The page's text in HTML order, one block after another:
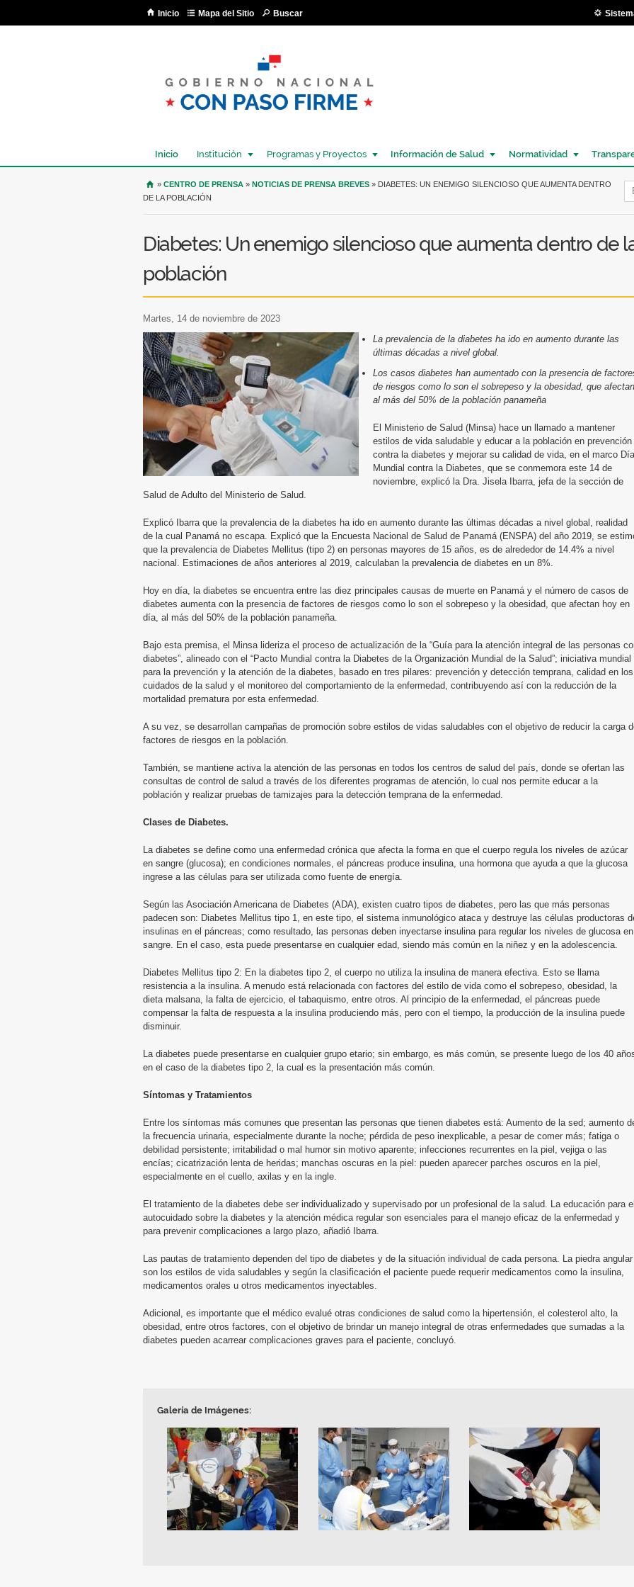
Inicio Mapa del Sitio Buscar
Inicio Institución Programas y Proyectos Información de Salud Normatividad
USTED SE ENCUENTRA AQUÍ
» CENTRO DE PRENSA » NOTICIAS DE PRENSA BREVES » DIABETES: UN ENEMIGO SILENCIOSO QUE AUMENTA DENTRO
DE LA POBLACIÓN
Diabetes: Un enemigo silencioso que aumenta dentro de
población
martes, 14 de noviembre de 2023
La prevalencia de la diabetes ha ido en aumento durante las
últimas décadas a nivel global.
Los casos diabetes han aumentado con la presencia de
de riesgos como lo son el sobrepeso y la obesidad, que afectan
al más del 50% de la población panameña
El Ministerio de Salud (Minsa) hace un llamado a mantener
estilos de vida saludable y educar a la población en prevención
contra la diabetes y mejorar su calidad de vida, en el marco Día
Mundial contra la Diabetes, que se conmemora este 14 de
noviembre, explicó la Dra. Jisela Ibarra, jefa de la sección de
Salud de Adulto del Ministerio de Salud.
Explicó Ibarra que la prevalencia de la diabetes ha ido en aumento durante las últimas décadas a nivel global, realidad
de la cual Panamá no escapa. Explicó que la Encuesta Nacional de Salud de Panamá (ENSPA) del año 2019, se
que la prevalencia de Diabetes Mellitus (tipo 2) en personas mayores de 15 años, es de alrededor de 14.4% a nivel
nacional. Estimaciones de años anteriores al 2019, calculaban la prevalencia de diabetes en un 8%.
Hoy en día, la diabetes se encuentra entre las diez principales causas de muerte en Panamá y el número de casos de
diabetes aumenta con la presencia de factores de riesgos como lo son el sobrepeso y la obesidad, que afectan hoy en
día, al más del 50% de la población panameña.
Bajo esta premisa, el Minsa lideriza el proceso de actualización de la “Guía para la atención integral de las personas
diabetes”, alineado con el “Pacto Mundial contra la Diabetes de la Organización Mundial de la Salud”; iniciativa mundial
para la prevención y la atención de la diabetes, basado en tres pilares: prevención y detección temprana, calidad en los
cuidados de la salud y el monitoreo del comportamiento de la enfermedad, contribuyendo así con la reducción de la
mortalidad prematura por esta enfermedad.
A su vez, se desarrollan campañas de promoción sobre estilos de vidas saludables con el objetivo de reducir la carga
factores de riesgos en la población.
También, se mantiene activa la atención de las personas en todos los centros de salud del país, donde se ofertan las
consultas de control de salud a través de los diferentes programas de atención, lo cual nos permite educar a la
población y realizar pruebas de tamizajes para la detección temprana de la enfermedad.
Clases de Diabetes.
La diabetes se define como una enfermedad crónica que afecta la forma en que el cuerpo regula los niveles de azúcar
en sangre (glucosa); en condiciones normales, el páncreas produce insulina, una hormona que ayuda a que la glucosa
ingrese a las células para ser utilizada como fuente de energía.
Según las Asociación Americana de Diabetes (ADA), existen cuatro tipos de diabetes, pero las que más personas
padecen son: Diabetes Mellitus tipo 1, en este tipo, el sistema inmunológico ataca y destruye las células productoras
insulinas en el páncreas; como resultado, las personas deben inyectarse insulina para regular los niveles de glucosa en
sangre. En el caso, esta puede presentarse en cualquier edad, siendo más común en la niñez y en la adolescencia.
Diabetes Mellitus tipo 2: En la diabetes tipo 2, el cuerpo no utiliza la insulina de manera efectiva. Esto se llama
resistencia a la insulina. A menudo está relacionada con factores del estilo de vida como el sobrepeso, obesidad, la
dieta malsana, la falta de ejercicio, el tabaquismo, entre otros. Al principio de la enfermedad, el páncreas puede
compensar la falta de respuesta a la insulina produciendo más, pero con el tiempo, la producción de la insulina puede
disminuir.
La diabetes puede presentarse en cualquier grupo etario; sin embargo, es más común, se presente luego de los 40
en el caso de la diabetes tipo 2, la cual es la presentación más común.
Síntomas y Tratamientos
Entre los síntomas más comunes que presentan las personas que tienen diabetes está: Aumento de la sed; aumento
la frecuencia urinaria, especialmente durante la noche; pérdida de peso inexplicable, a pesar de comer más; fatiga o
debilidad persistente; irritabilidad o mal humor sin motivo aparente; infecciones recurrentes en la piel, vejiga o las
encías; cicatrización lenta de heridas; manchas oscuras en la piel: pueden aparecer parches oscuros en la piel,
especialmente en el cuello, axilas y en la ingle.
El tratamiento de la diabetes debe ser individualizado y supervisado por un profesional de la salud. La educación para el
autocuidado sobre la diabetes y la atención médica regular son esenciales para el manejo eficaz de la enfermedad y
para prevenir complicaciones a largo plazo, añadió Ibarra.
Las pautas de tratamiento dependen del tipo de diabetes y de la situación individual de cada persona. La piedra angular
son los estilos de vida saludables y según la clasificación el paciente puede requerir medicamentos como la insulina,
medicamentos orales u otros medicamentos inyectables.
Adicional, es importante que el médico evalué otras condiciones de salud como la hipertensión, el colesterol alto, la
obesidad, entre otros factores, con el objetivo de brindar un manejo integral de otras enfermedades que sumadas a la
diabetes pueden acarrear complicaciones graves para el paciente, concluyó.
Galería de Imágenes: